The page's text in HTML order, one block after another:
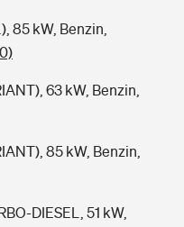
85 kW, Benzin,
63 kW, Benzin,
85 kW, Benzin,
DIESEL, 51 kW,